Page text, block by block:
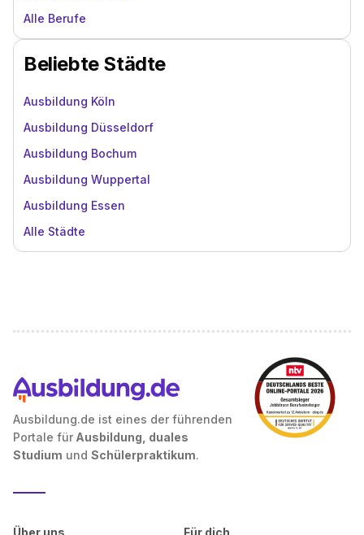
Alle Berufe
Beliebte Städte
Ausbildung Köln
Ausbildung Düsseldorf
Ausbildung Bochum
Ausbildung Wuppertal
Ausbildung Essen
Alle Städte
Ausbildung.de ist eines der führenden
Portale für Ausbildung, duales
Studium und Schülerpraktikum.
Über uns Für dich